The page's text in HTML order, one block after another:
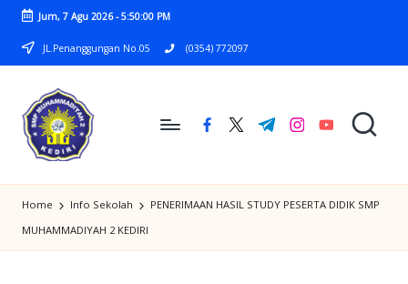
Skip
content
Jum, 7 Agu 2026-5:50:00 PM
JL.Penanggungan No.05 (0354) 772097
S
M
P
MUHAMMADIYAH
2
facebook.com
twitter.com
t.me instagram.com
youtube.com
Home Info Sekolah
PENERIMAAN HASIL STUDY PESERTA DIDIK SMP
MUHAMMADIYAH 2 KEDIRI